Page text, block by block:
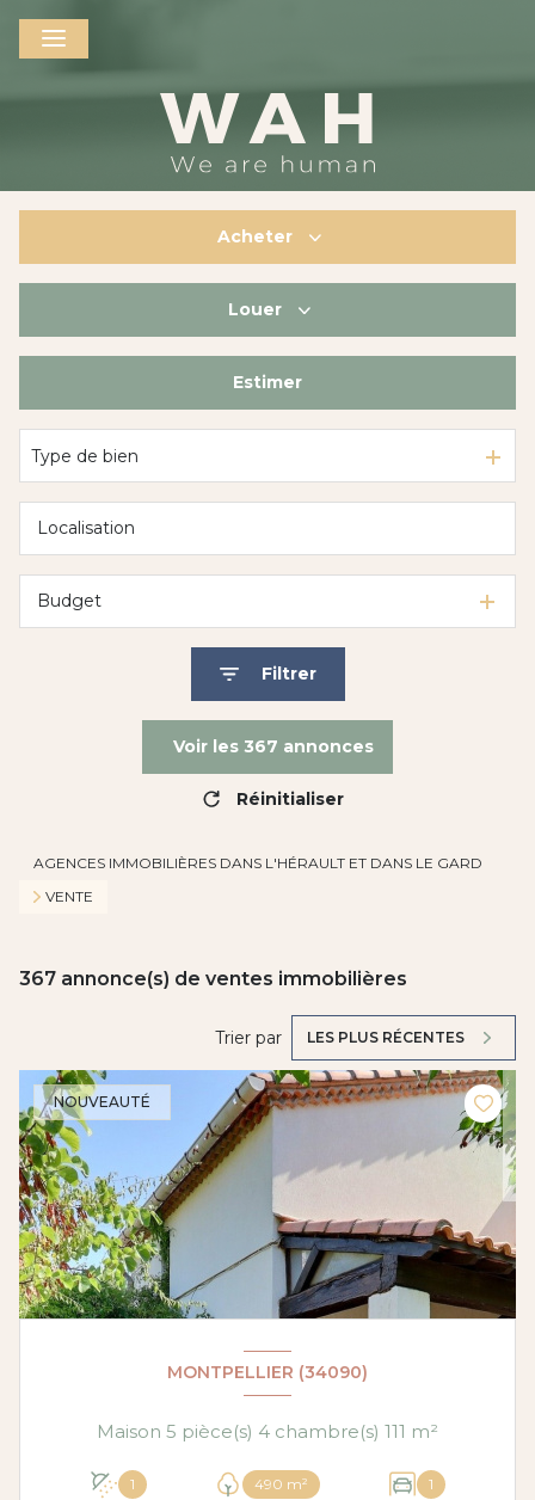
Acheter
De l'immo pro
Louer
De l'immo pro
Estimer
Type de bien
Budget
Filtrer
Voir les 367 annonces
Réinitialiser
AGENCES IMMOBILIÈRES DANS L'HÉRAULT ET DANS LE GARD
VENTE
367 annonce(s) de ventes immobilières
Trier par LES PLUS RÉCENTES
NOUVEAUTÉ
MONTPELLIER (34090)
Maison 5 pièce(s) 4 chambre(s) 111 m²
1 490 m² 1